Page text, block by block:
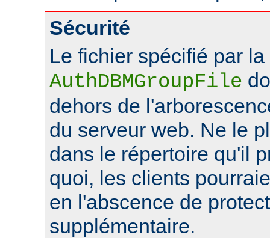
Sécurité
Le fichier spécifié par
AuthDBMGroupFile
dehors de
du serveur web. Ne le
dans le répertoire qu'il
quoi, les clients
en l'abscence de
supplémentaire.